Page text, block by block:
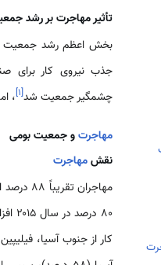
باروری
آینده
و اقتصادی
تأثیر مهاجرت بر رشد
بخش اعظم رشد جمعیت
جذب نیروی کار برای
چشمگیر جمعیت شد[۱]،
مهاجرتو جمعیت بومی
نقشمهاجرت
مهاجران تقریباً ۸۸ درصد از جمعیت
۸۰ درصد در سال ۲۰۱۵ افزایش داشته است
کار از جنوب آسیا،